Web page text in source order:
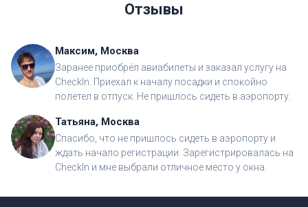
Отзывы
Максим, Москва
Заранее приобрёл авиабилеты и заказал услугу на
CheckIn. Приехал к началу посадки и спокойно
полетел в отпуск. Не пришлось сидеть в аэропорту.
Татьяна, Москва
Спасибо, что не пришлось сидеть в аэропорту и
ждать начало регистрации. Зарегистрировалась на
CheckIn и мне выбрали отличное место у окна.